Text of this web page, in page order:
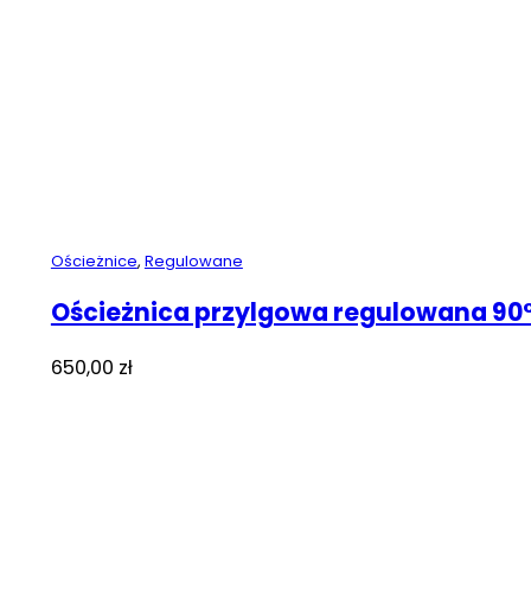
Ościeżnice, Regulowane
Ościeżnica przylgowa regulowana
650,00 zł